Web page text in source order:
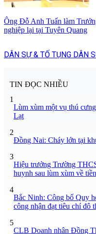
Ông Đỗ Anh Tuấn làm
nghiệp lại tại Tuyên Quang
DÂN SỰ & TỐ TỤNG DÂN
TIN ĐỌC NHIỀU
1
Lùm xùm một vụ thú
Lạt
2
Đồng Nai: Cháy lớn tại
3
Hiệu trưởng Trường
huynh sau lùm xùm về
4
Bắc Ninh: Công bố Quy
công nhận đạt tiêu chí đô
5
CLB Doanh nhân Đồng